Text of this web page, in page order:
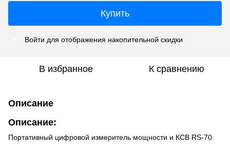
Купить
Войти для отображения накопительной скидки
В избранное К сравнению
Описание
Описание:
Портативный цифровой измеритель мощности и КСВ RS-70